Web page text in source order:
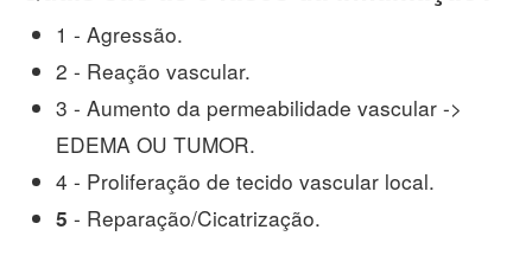
1 - Agressão.
2 - Reação vascular.
3 - Aumento da permeabilidade vascular ->
EDEMA OU TUMOR.
4 - Proliferação de tecido vascular local.
5 - Reparação/Cicatrização.